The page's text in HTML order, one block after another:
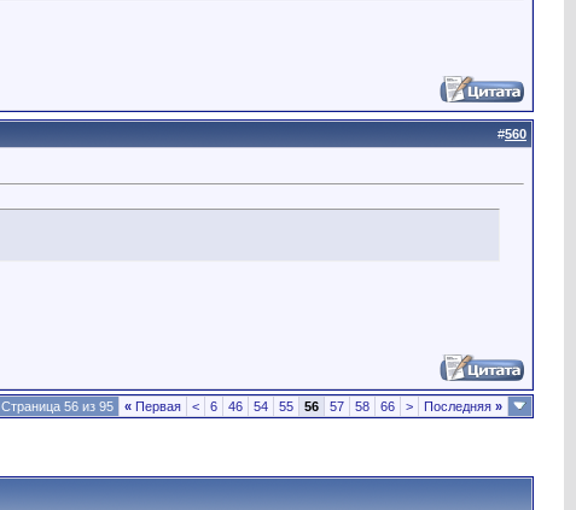
#560
Страница 56 из 95 « Первая < 6 46 54 55 56 57 58 66 > Последняя »